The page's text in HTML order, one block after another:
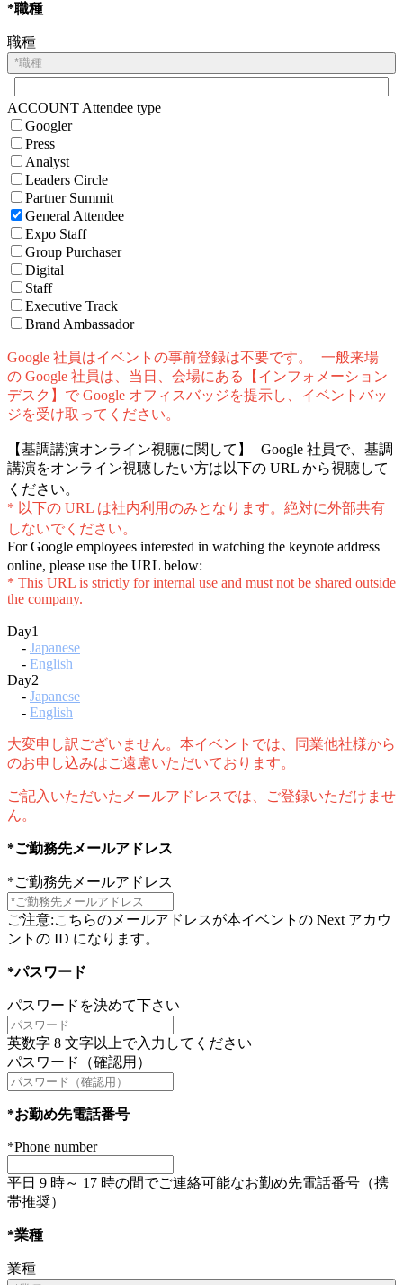
*職種
職種
*職種
ACCOUNT Attendee type
Googler
Press
Analyst
Leaders Circle
Partner Summit
General Attendee
Expo Staff
Group Purchaser
Digital
Staff
Executive Track
Brand Ambassador
Google 社員はイベントの事前登録は不要です。 一般来場
の Google 社員は、当日、会場にある【インフォメーション
デスク】で Google オフィスバッジを提示し、イベントバッ
ジを受け取ってください。
【基調講演オンライン視聴に関して】 Google 社員で、基調
講演をオンライン視聴したい方は以下の URL から視聴して
ください。
* 以下の URL は社内利用のみとなります。絶対に外部共有
しないでください。
For Google employees interested in watching the keynote address
online, please use the URL below:
* This URL is strictly for internal use and must not be shared outside
the company.
Day1
- Japanese
- English
Day2
- Japanese
- English
大変申し訳ございません。本イベントでは、同業他社様から
のお申し込みはご遠慮いただいております。
ご記入いただいたメールアドレスでは、ご登録いただけませ
ん。
*ご勤務先メールアドレス
*ご勤務先メールアドレス
ご注意:こちらのメールアドレスが本イベントの Next アカウ
ントの ID になります。
*パスワード
パスワードを決めて下さい
英数字 8 文字以上で入力してください
パスワード（確認用）
*お勤め先電話番号
*Phone number
平日 9 時～ 17 時の間でご連絡可能なお勤め先電話番号（携
帯推奨）
*業種
業種